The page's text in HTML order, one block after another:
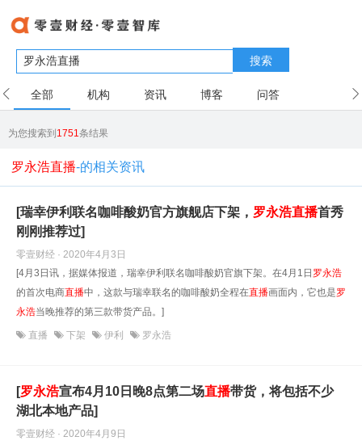
搜索
全部 机构 资讯 博客 问答
为您搜索到1751条结果
罗永浩直播-的相关资讯
[瑞幸伊利联名咖啡酸奶官方旗舰店下架， 罗永浩直播首秀
刚刚推荐过]
零壹财经 · 2020年4月3日
[4月3日讯，据媒体报道，瑞幸伊利联名咖啡酸奶官旗下架。在4月1日 罗永浩
的首次电商直播中，这款与瑞幸联名的咖啡酸奶全程在直播画面内，它也是罗
永浩当晚推荐的第三款带货产品。]
直播 下架 伊利 罗永浩
[罗永浩宣布4月10日晚8点第二场直播带货，将包括不少
湖北本地产品]
零壹财经 · 2020年4月9日